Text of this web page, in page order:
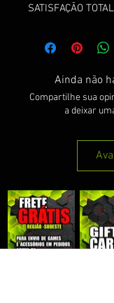
SATISFAÇÃO
Ainda não
Compartilhe sua
a deixar